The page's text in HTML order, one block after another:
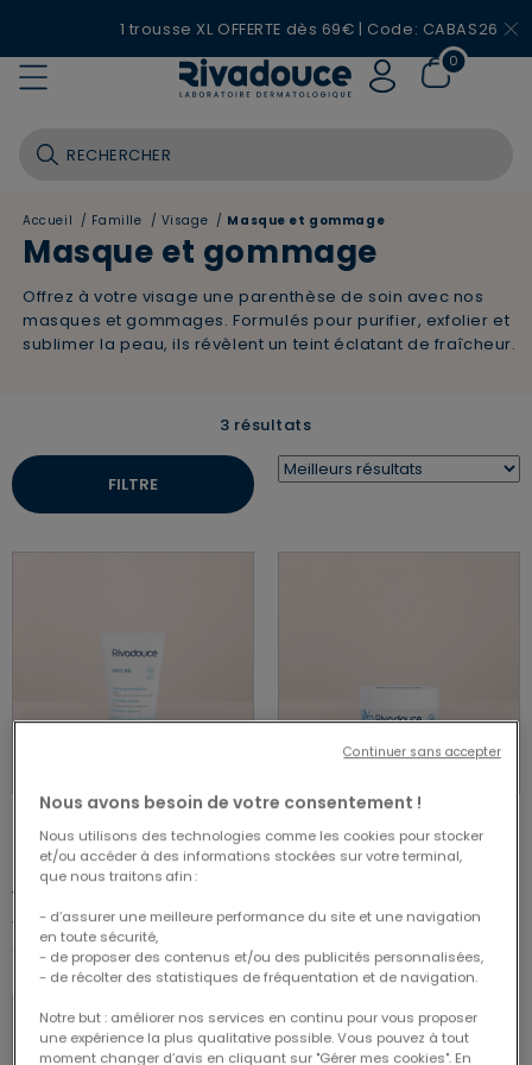
1 trousse XL OFFERTE dès 69€ | Code: CABAS26
0
Accueil / Famille / Visage / Masque et gommage
Masque et gommage
Offrez à votre visage une parenthèse de soin avec nos
masques et gommages. Formulés pour purifier, exfolier et
sublimer la peau, ils révèlent un teint éclatant de fraîcheur.
3 résultats
FILTRE
ACHAT RAPIDE
4.63 out of 5 Customer Rating
13,80 €
Crème gommante 50g
ACHAT RAPIDE
14,30 €
Masque hydratant 50ml
- 27% IDÉE CADEAU
Nous avons besoin de votre consentement !
Nous utilisons des technologies comme les cookies pour stocker
et/ou accéder à des informations stockées sur votre terminal,
que nous traitons afin :
- d’assurer une meilleure performance du site et une navigation
en toute sécurité,
- de proposer des contenus et/ou des publicités personnalisées,
- de récolter des statistiques de fréquentation et de navigation.
Notre but : améliorer nos services en continu pour vous proposer
une expérience la plus qualitative possible. Vous pouvez à tout
moment changer d’avis en cliquant sur "Gérer mes cookies". En
Continuer sans accepter